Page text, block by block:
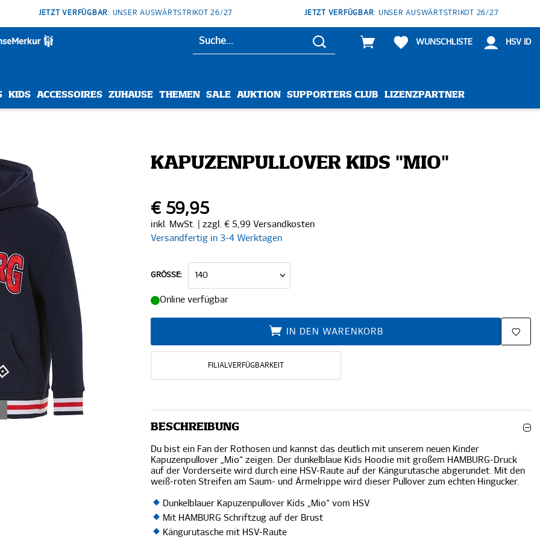
JETZT VERFÜGBAR: UNSER AUSWÄRTSTRIKOT 26/27 JETZT VERFÜGBAR: UNSER AUSWÄRTSTRIKOT 26/27
WUNSCHLISTE HSV ID
KIDS ACCESSOIRES ZUHAUSE THEMEN SALE AUKTION SUPPORTERS CLUB LIZENZPARTNER
KAPUZENPULLOVER KIDS "MIO"
€ 59,95
inkl. MwSt. | zzgl. € 5,99 Versandkosten
Versandfertig in 3-4 Werktagen
GRÖSSE:
Online verfügbar
IN DEN WARENKORB
FILIALVERFÜGBARKEIT
BESCHREIBUNG
Du bist ein Fan der Rothosen und kannst das deutlich mit unserem neuen Kinder
Kapuzenpullover „Mio“ zeigen. Der dunkelblaue Kids Hoodie mit großem HAMBURG-Druck
auf der Vorderseite wird durch eine HSV-Raute auf der Kängurutasche abgerundet. Mit den
weiß-roten Streifen am Saum- und Ärmelrippe wird dieser Pullover zum echten Hingucker.
Dunkelblauer Kapuzenpullover Kids „Mio“ vom HSV
Mit HAMBURG Schriftzug auf der Brust
Kängurutasche mit HSV-Raute